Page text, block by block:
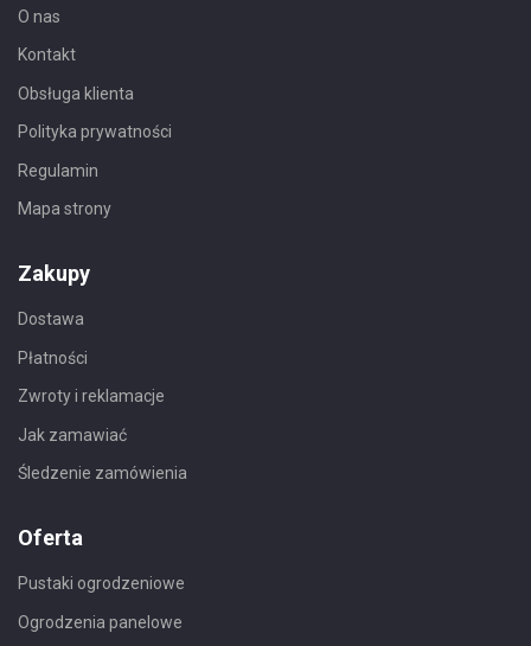
O nas
Kontakt
Obsługa klienta
Polityka prywatności
Regulamin
Mapa strony
Zakupy
Dostawa
Płatności
Zwroty i reklamacje
Jak zamawiać
Śledzenie zamówienia
Oferta
Pustaki ogrodzeniowe
Ogrodzenia panelowe